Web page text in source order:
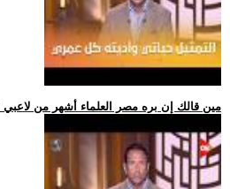
.. مين قالك إن بره مصر العلماء أشهر من لاعبي